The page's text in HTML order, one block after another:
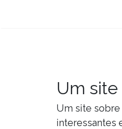
Um
Um site
interessantes